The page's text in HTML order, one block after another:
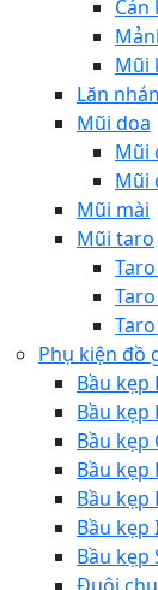
Cán
Mũi
Lăn
Mũi doa
Mũi
Mũi
Mũi mài
Mũi taro
Phụ kiện đồ
Bầu kẹp
Bầu kẹp
Bầu kẹp
Bầu kẹp
Bầu kẹp
Bầu kẹp
Bầu kẹp